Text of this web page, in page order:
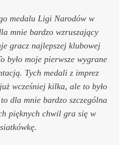
medalu Ligi Narodów w
mnie bardzo wzruszający
gracz najlepszej klubowej
było moje pierwsze wygrane
Tych medali z imprez
wcześniej kilka, ale to było
dla mnie bardzo szczególna
pięknych chwil gra się w
siatkówkę.